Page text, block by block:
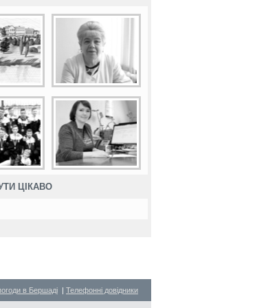
ЦІКАВО
в Бершаді | Телефонні довідники